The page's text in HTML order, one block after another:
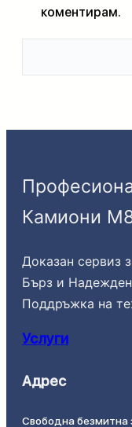
коментирам.
Камиони
Доказан сервиз
Бърз и
Поддръжка на
Услуги
Адрес
Свободна безмитна